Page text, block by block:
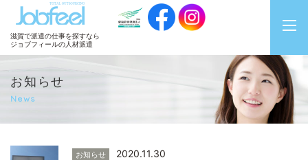
JobFeel
滋賀で派遣の仕事を探すなら
ジョブフィールの人材派遣
お知らせ
News
お知らせ
2020.11.30